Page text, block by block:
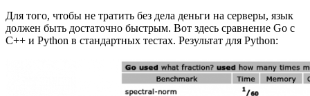
Для того, чтобы не тратить без дела деньги на серверы, язык
должен быть достаточно быстрым. Вот здесь сравнение Go с
C++ и Python в стандартных тестах. Результат для Python: